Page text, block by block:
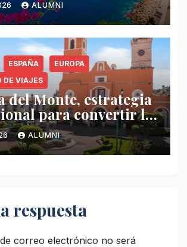
ALUMNI
ESPAÑA
EUROPA
DE VIAJES
del Monte, estrategia
para convertir la
en identidad
ALUMNI
respuesta
correo electrónico no será